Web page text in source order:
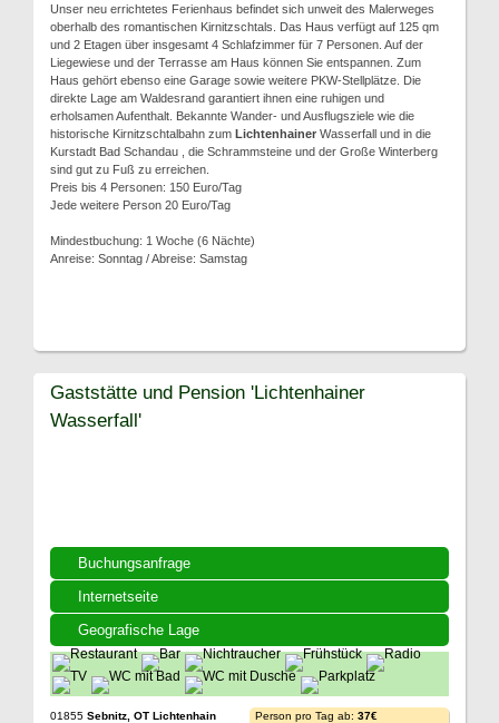
Unser neu errichtetes Ferienhaus befindet sich unweit des Malerweges
oberhalb des romantischen Kirnitzschtals. Das Haus verfügt auf 125 qm
und 2 Etagen über insgesamt 4 Schlafzimmer für 7 Personen. Auf der
Liegewiese und der Terrasse am Haus können Sie entspannen. Zum
Haus gehört ebenso eine Garage sowie weitere PKW-Stellplätze. Die
direkte Lage am Waldesrand garantiert ihnen eine ruhigen und
erholsamen Aufenthalt. Bekannte Wander- und Ausflugsziele wie die
historische Kirnitzschtalbahn zum Lichtenhainer Wasserfall und in die
Kurstadt Bad Schandau , die Schrammsteine und der Große Winterberg
sind gut zu Fuß zu erreichen.
Preis bis 4 Personen: 150 Euro/Tag
Jede weitere Person 20 Euro/Tag
Mindestbuchung: 1 Woche (6 Nächte)
Anreise: Sonntag / Abreise: Samstag
Buchungsanfrage
Internetseite
Geografische Lage
Gaststätte und Pension 'Lichtenhainer
Wasserfall'
01855 Sebnitz, OT Lichtenhain Person pro Tag ab: 37€